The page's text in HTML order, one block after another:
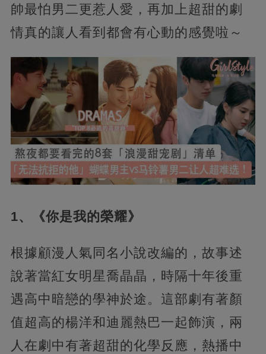
帥最怕男二更惹人愛，再加上超甜的劇
情真的讓人看到都會有心動的感覺啦～
1、《你是我的榮耀》
根據顧漫人氣同名小說改編的，故事述
說著當紅女明星喬晶晶，時隔十年後重
遇高中暗戀的學神於途。這部劇有著顏
值超高的楊洋和迪麗熱巴一起飾演，兩
人在劇中有著超甜的化學反應，熱播中